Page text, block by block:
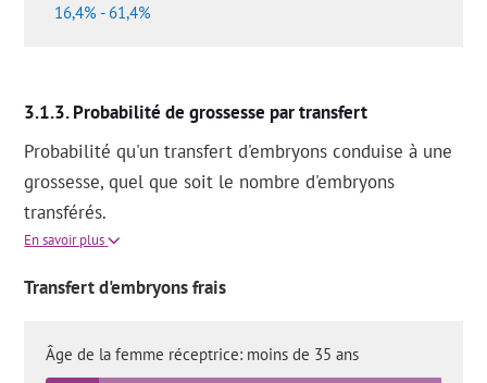
16,4% - 61,4%
Probabilité de grossesse par transfert
Probabilité qu'un transfert d'embryons conduise à une
grossesse, quel que soit le nombre d'embryons
transférés.
En savoir plus
Transfert d'embryons frais
Âge de la femme réceptrice: moins de 35 ans